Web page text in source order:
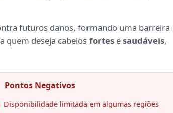
futuros danos, formando uma barreira
quem deseja cabelosfortes esaudáveis,
Pontos Negativos
Disponibilidade limitada em algumas regiões